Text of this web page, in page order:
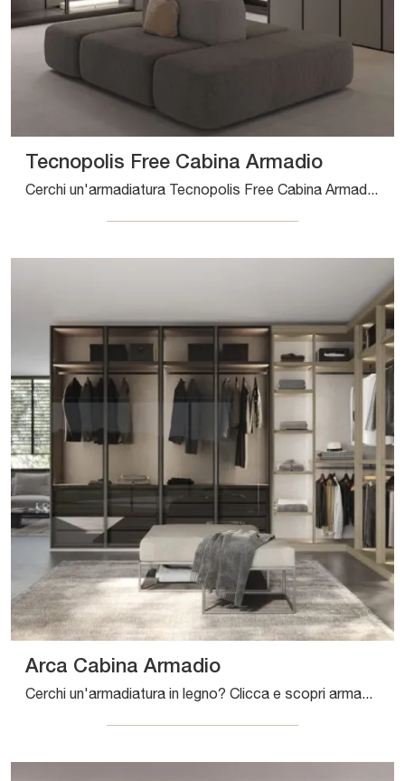
Tecnopolis Free Cabina Armadio
Cerchi un'armadiatura Tecnopolis Free Cabina Armadio Presotto? Clicca subito! Gli armadi cabine armadio con ante battenti ti aspettano.
Arca Cabina Armadio
Cerchi un'armadiatura in legno? Clicca e scopri armadi cabine armadio con ante battenti di Fimar.